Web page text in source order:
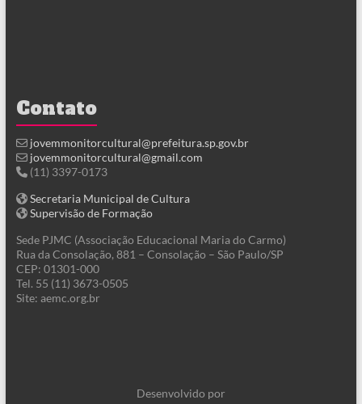
Contato
jovemmonitorcultural@prefeitura.sp.gov.br
jovemmonitorcultural@gmail.com
(11) 3397-0173
Secretaria Municipal de Cultura
Supervisão de Formação
Sede PJMC (Associação Educacional Maria do Carmo)
Rua da Consolação, 881 – Consolação – São Paulo/SP
CEP: 01301-000
Tel. 55 (11) 3673-0505
Site: aemc.org.br
Desenvolvido por